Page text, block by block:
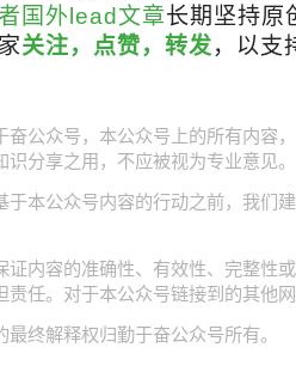
国外lead文章长期坚持原
关注，点赞，转发，以支
奋公众号，本公众号 上的所有内容
识分享之用，不应被视为专业意见。
于本公众号内容的行动之前，我们
证内容的准确性、有效性、完整性
责任。对于本公众号链接到的其他
最终解释权归勤于奋公众号所有。